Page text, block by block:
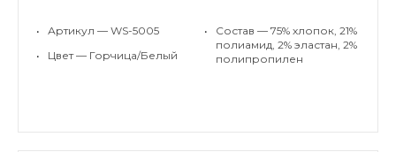
•
Артикул — WS-5005
•
Цвет — Горчица/Белый
•
Состав — 75% хлопок, 21%
полиамид, 2% эластан, 2%
полипропилен